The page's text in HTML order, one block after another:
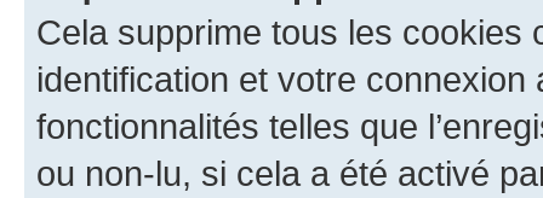
Cela supprime tous les cookies
identification et votre
fonctionnalités telles que
ou non-lu, si cela a été activé